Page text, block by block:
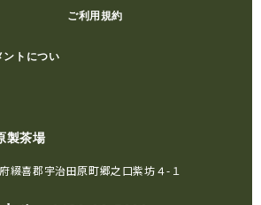
ご利用規約
ントについ
製茶場
喜郡宇治田原町郷之口紫坊４-１